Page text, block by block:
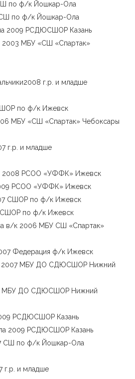
по ф/к Йошкар-Ола
СШ по ф/к Йошкар-Ола
2009 РСДЮСШОР Казань
2003 МБУ «СШ «Спартак»
г.р. и младше
по ф/к Ижевск
МБУ «СШ «Спартак» Чебоксары
г.р. и младше
2008 РСОО «УФФК» Ижевск
РСОО «УФФК» Ижевск
СШОР по ф/к Ижевск
СШОР по ф/к Ижевск
в/к 2006 МБУ СШ «Спартак»
Федерация ф/к Ижевск
2007 МБУ ДО СДЮСШОР Нижний
МБУ ДО СДЮСШОР Нижний
РСДЮСШОР Казань
2009 РСДЮСШОР Казань
СШ по ф/к Йошкар-Ола
г.р. и младше